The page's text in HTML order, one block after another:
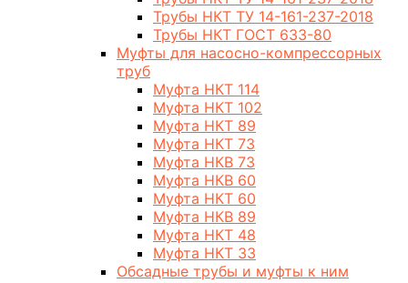
Трубы НКТ ТУ 14-161-237-2018
Трубы НКТ ГОСТ 633-80
Муфты для насосно-компрессорных
труб
Муфта НКТ 114
Муфта НКТ 102
Муфта НКТ 89
Муфта НКТ 73
Муфта НКВ 73
Муфта НКВ 60
Муфта НКТ 60
Муфта НКВ 89
Муфта НКТ 48
Муфта НКТ 33
Обсадные трубы и муфты к ним